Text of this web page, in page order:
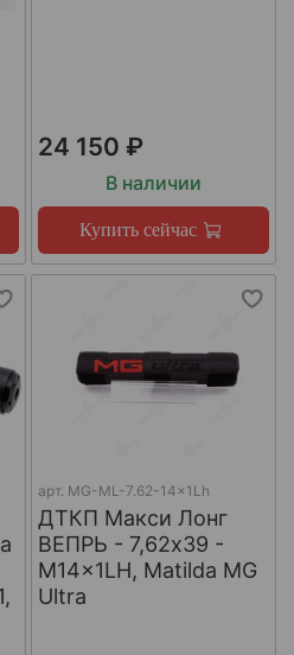
24 150 ₽
В наличии
Купить сейчас
арт. MG-ML-7.62-14x1Lh
ДТКП Макси Лонг
ВЕПРЬ - 7,62x39 -
M14x1LH, Matilda MG
Ultra